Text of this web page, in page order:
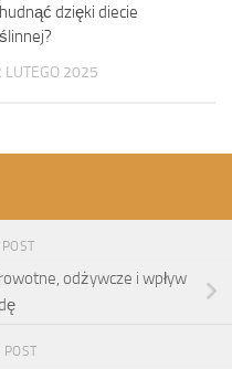
dzięki diecie
LUTEGO 2025
odżywcze i wpływ
POST